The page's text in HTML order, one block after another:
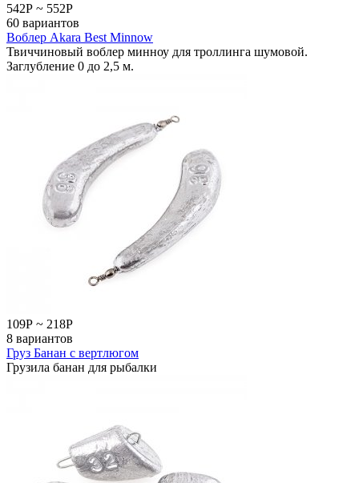
542Р ~ 552Р
60 вариантов
Воблер Akara Best Minnow
Твиччиновый воблер минноу для троллинга шумовой.
Заглубление 0 до 2,5 м.
109Р ~ 218Р
8 вариантов
Груз Банан с вертлюгом
Грузила банан для рыбалки